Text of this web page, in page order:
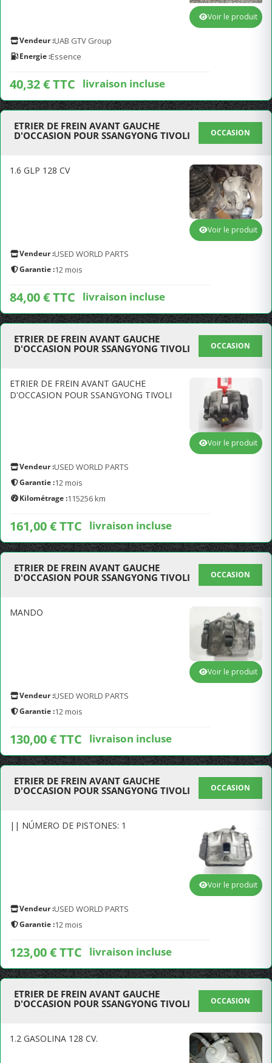
Vendeur :UAB GTV Group
Energie :Essence
40,32 € TTC livraison incluse
Voir le produit
ETRIER DE FREIN AVANT GAUCHE
D'OCCASION POUR SSANGYONG TIVOLI
OCCASION
1.6 GLP 128 CV
Vendeur :USED WORLD PARTS
Garantie :12 mois
84,00 € TTC livraison incluse
Voir le produit
ETRIER DE FREIN AVANT GAUCHE
D'OCCASION POUR SSANGYONG TIVOLI
OCCASION
ETRIER DE FREIN AVANT GAUCHE
D'OCCASION POUR SSANGYONG TIVOLI
Vendeur :USED WORLD PARTS
Garantie :12 mois
Kilométrage :115256 km
161,00 € TTC livraison incluse
Voir le produit
ETRIER DE FREIN AVANT GAUCHE
D'OCCASION POUR SSANGYONG TIVOLI
OCCASION
MANDO
Vendeur :USED WORLD PARTS
Garantie :12 mois
130,00 € TTC livraison incluse
Voir le produit
ETRIER DE FREIN AVANT GAUCHE
D'OCCASION POUR SSANGYONG TIVOLI
OCCASION
|| NÚMERO DE PISTONES: 1
Vendeur :USED WORLD PARTS
Garantie :12 mois
123,00 € TTC livraison incluse
Voir le produit
ETRIER DE FREIN AVANT GAUCHE
D'OCCASION POUR SSANGYONG TIVOLI
OCCASION
1.2 GASOLINA 128 CV.